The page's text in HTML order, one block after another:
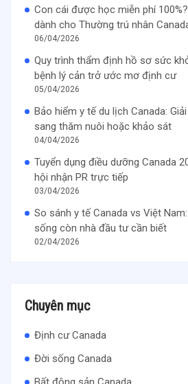
Con cái được học miễn phí
dành cho Thường trú nhân
06/04/2026
Quy trình thẩm định hồ sơ sức
bệnh lý cản trở ước mơ định cư
05/04/2026
Bảo hiểm y tế du lịch Canada:
sang thăm nuôi hoặc khảo sát
04/04/2026
Tuyển dụng điều dưỡng Canada
hội nhận PR trực tiếp
03/04/2026
So sánh y tế Canada vs Việt
sống còn nhà đầu tư cần biết
02/04/2026
Chuyên mục
Định cư Canada
Đời sống Canada